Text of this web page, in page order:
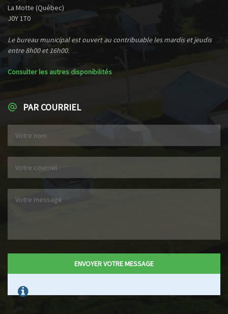
La Motte (Québec)
J0Y 1T0
Le bureau municipal est ouvert au contribuable les mardis et jeudis
entre 8h00 et 16h00.
Consulter les autres disponibilités
PAR COURRIEL